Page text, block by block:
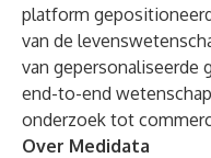
platform
van de
van gepersonaliseerde
end-to-end
onderzoek tot
Over Medidata